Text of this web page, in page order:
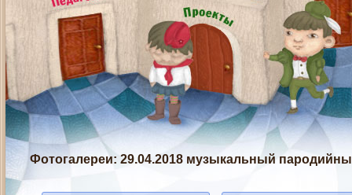
Фотогалереи: 29.04.2018 музыкальный